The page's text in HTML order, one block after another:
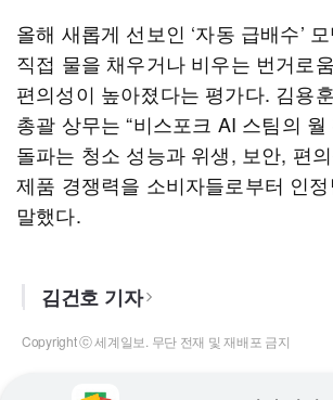
올해 새롭게 선보인 ‘자동 급배수’
직접 물을 채우거나 비우는 번거로
편의성이 높아졌다는 평가다. 김용
총괄 상무는 “비스포크 AI 스팀의
돌파는 청소 성능과 위생, 보안, 편
제품 경쟁력을 소비자들로부터 인정
말했다.
김건호 기자
Copyright ⓒ 세계일보. 무단 전재 및 재배포 금지